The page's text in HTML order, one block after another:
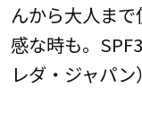
んから大人ま
感な時も。
レダ・ジャパン）